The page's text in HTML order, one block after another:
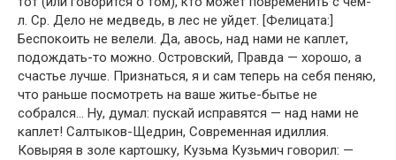
л. Ср. Дело не медведь, в лес не уйдет. [Фелицата:]
Беспокоить не велели. Да, авось, над нами не каплет,
подождать-то можно. Островский, Правда — хорошо, а
счастье лучше. Признаться, я и сам теперь на себя пеняю,
что раньше посмотреть на ваше житье-бытье не
собрался… Ну, думал: пускай исправятся — над нами не
каплет! Салтыков-Щедрин, Современная идиллия.
Ковыряя в золе картошку, Кузьма Кузьмич говорил: —